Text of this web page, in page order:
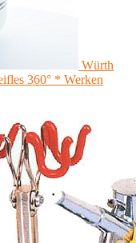
Würth
360° * Werken